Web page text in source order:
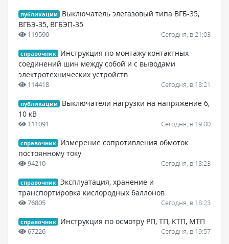
публикации
Выключатель элегазовый типа ВГБ-35,
ВГБЭ-35, ВГБЭП-35
119590 Сегодня, в 21:03
справочник
Инструкция по монтажу контактных
соединений шин между собой и с выводами
электротехнических устройств
114418 Сегодня, в 18:21
публикации
Выключатели нагрузки на напряжение 6,
10 кВ
111091 Сегодня, в 19:00
справочник
Измерение сопротивления обмоток
постоянному току
94210 Сегодня, в 18:23
справочник Эксплуатация, хранение и
транспортировка кислородных баллонов
76805 Сегодня, в 18:23
справочник Инструкция по осмотру РП, ТП, КТП, МТП
67226 Сегодня, в 19:57